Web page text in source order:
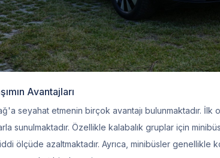
Avantajları
seyahat etmenin birçok avantajı bulunmaktadır. İlk
sunulmaktadır. Özellikle kalabalık gruplar için
ölçüde azaltmaktadır. Ayrıca, minibüsler genellikle